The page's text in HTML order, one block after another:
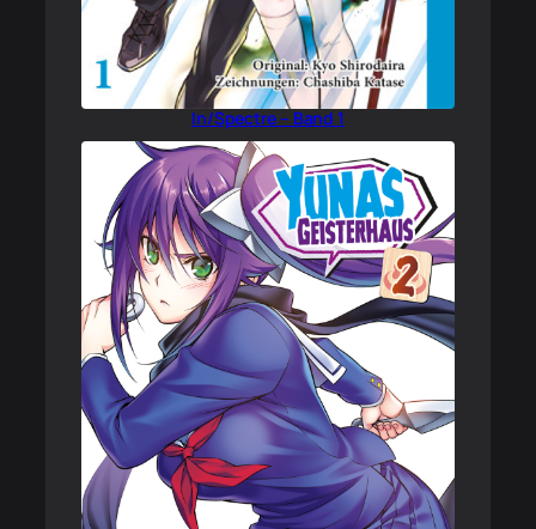
In/Spectre – Band 1